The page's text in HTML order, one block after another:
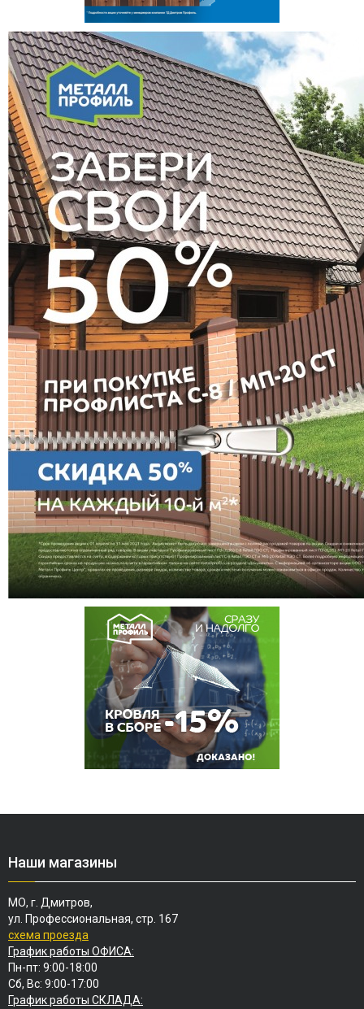
Наши магазины
МО, г. Дмитров,
ул. Профессиональная, стр. 167
схема проезда
График работы ОФИСА:
Пн-пт: 9:00-18:00
Сб, Вс: 9:00-17:00
График работы СКЛАДА: